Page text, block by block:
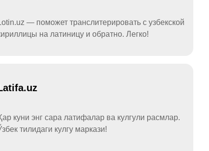
— поможет транслитерировать с узбекской
на латиницу и обратно. Легко!
куни энг сара латифалар ва кулгули расмлар.
тилидаги кулгу маркази!